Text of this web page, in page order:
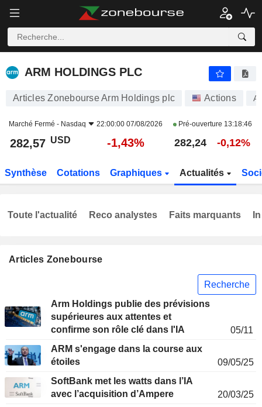
ARM HOLDINGS PLC
ARM HOLDINGS PLC
Articles Zonebourse Arm Holdings plc Actions
Marché Fermé - Nasdaq 22:00:00 07/08/2026 Pré-ouverture 13:18:46
282,57 USD -1,43% 282,24 -0,12%
Synthèse Cotations Graphiques Actualités
Articles Zonebourse
Recherche
Arm Holdings publie des prévisions
supérieures aux attentes et
confirme son rôle clé dans l'IA
05/11
ARM s'engage dans la course aux
étoiles
09/05/25
SoftBank met les watts dans l’IA
avec l’acquisition d’Ampere
20/03/25
Toute l'actualité Reco analystes Faits marquants